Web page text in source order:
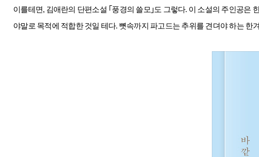
이를테면, 김애란의 단편소설 ｢풍경의 쓸모｣도 그렇다. 이 소설의 주인공은
야말로 목적에 적합한 것일 테다. 뼛속까지 파고드는 추위를 견뎌야 하는